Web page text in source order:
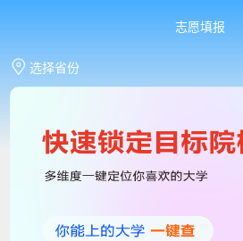
志愿填报
选择省份